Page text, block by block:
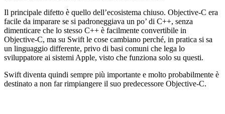
Il principale difetto è quello dell’ecosistema chiuso. Objective-C era
facile da imparare se si padroneggiava un po’ di C++, senza
dimenticare che lo stesso C++ è facilmente convertibile in
Objective-C, ma su Swift le cose cambiano perché, in pratica si sa
un linguaggio differente, privo di basi comuni che lega lo
sviluppatore ai sistemi Apple, visto che funziona solo su questi.
Swift diventa quindi sempre più importante e molto probabilmente è
destinato a non far rimpiangere il suo predecessore Objective-C.